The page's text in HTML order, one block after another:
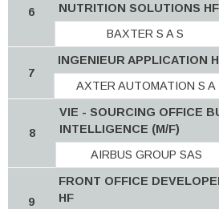
6
NUTRITION SOLUTIONS HF
BAXTER S A S
7
INGENIEUR APPLICATION
AXTER AUTOMATION S A
8
VIE - SOURCING OFFICE
INTELLIGENCE (M/F)
AIRBUS GROUP SAS
9
FRONT OFFICE
HF